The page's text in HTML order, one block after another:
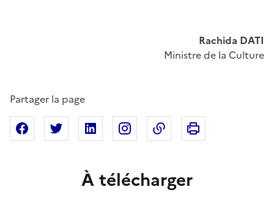
Rachida DATI
Ministre de la Culture
Partager la page
Partager sur Facebook
Partager sur XPartager sur Linkedin
Partager sur Instagram
Copier dans le
Imprimer cette
À télécharger